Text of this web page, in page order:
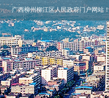
广西柳州柳江区人民政府门户网站